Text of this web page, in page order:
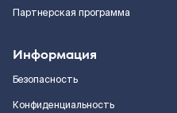
Партнерская программа
Информация
Безопасность
Конфиденциальность